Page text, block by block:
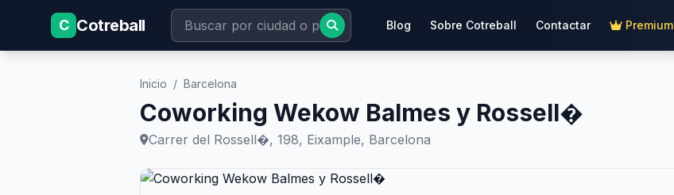
C Cotreball Blog Sobre Cotreball Contactar Premium
Inicio / Barcelona
Coworking Wekow Balmes y Rossell�
Carrer del Rossell�, 198, Eixample, Barcelona